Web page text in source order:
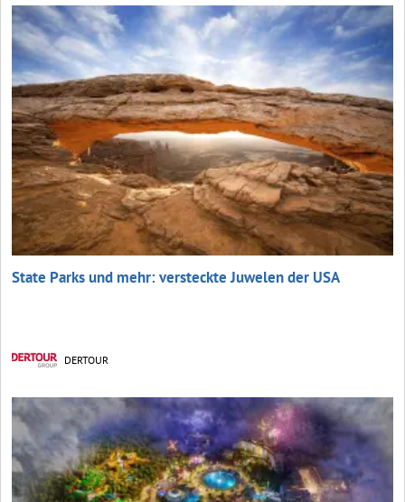
State Parks und mehr: versteckte Juwelen der USA
DERTOUR